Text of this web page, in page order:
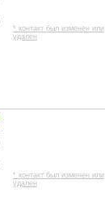
* контакт был изменен или
удален
* контакт был изменен или
удален